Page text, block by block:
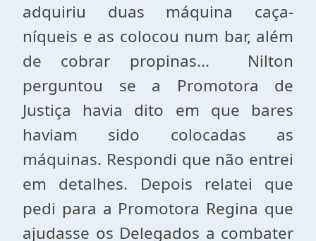
adquiriu duas máquina caça-
níqueis e as colocou num bar, além
de cobrar propinas... Nilton
perguntou se a Promotora de
Justiça havia dito em que bares
haviam sido colocadas as
máquinas. Respondi que não entrei
em detalhes. Depois relatei que
pedi para a Promotora Regina que
ajudasse os Delegados a combater